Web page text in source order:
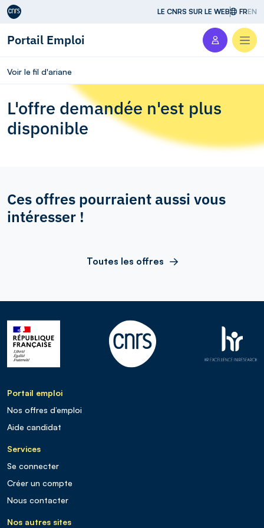
Aller au contenu LE CNRS SUR LE WEB FREN
Portail Emploi
Voir le fil d'ariane
L'offre demandée n'est plus
disponible
Ces offres pourraient aussi vous
intéresser !
Toutes les offres
Portail emploi
Nos offres d’emploi
Aide candidat
Services
Se connecter
Créer un compte
Nous contacter
Nos autres sites